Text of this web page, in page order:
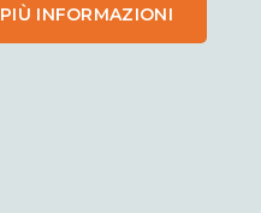
PIÙ INFORMAZIONI